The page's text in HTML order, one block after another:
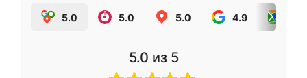
5.0 5.0 5.0 4.9
5.0 из 5